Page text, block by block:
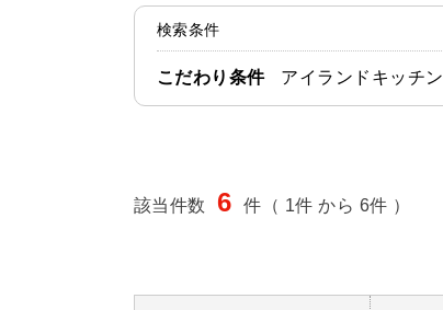
検索条件
こだわり条件 アイランドキッチン
該当件数 6 件（ 1件 から 6件 ）